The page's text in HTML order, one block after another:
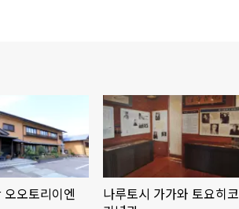
오토리이엔
나루토시 가가와 토요히코